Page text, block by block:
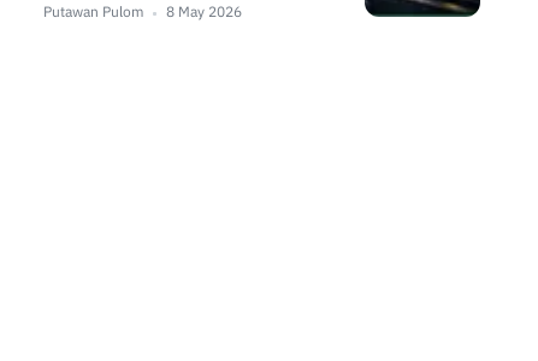
Putawan Pulom 8 May 2026